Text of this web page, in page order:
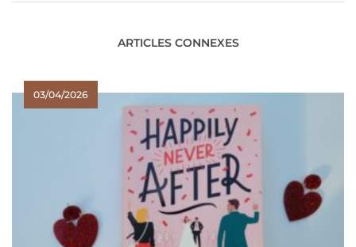
ARTICLES CONNEXES
03/04/2026